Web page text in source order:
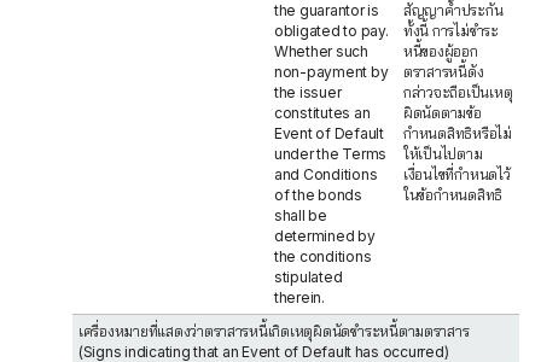
the guarantor is
obligated to pay.
Whether such
non-payment by
the issuer
constitutes an
Event of Default
under the Terms
and Conditions
of the bonds
shall be
determined by
the conditions
stipulated
therein.
สัญญาค้ำประกัน
ทั้งนี้ การไม่ชำระ
หนี้ของผู้ออก
ตราสารหนี้ดัง
กล่าวจะถือเป็นเหตุ
ผิดนัดตามข้อ
กำหนดสิทธิหรือไม่
ให้เป็นไปตาม
เงื่อนไขที่กำหนดไว้
ในข้อกำหนดสิทธิ
เครื่องหมายที่แสดงว่าตราสารหนี้เกิดเหตุผิดนัดชำระหนี้ตามตราสาร
(Signs indicating that an Event of Default has occurred)